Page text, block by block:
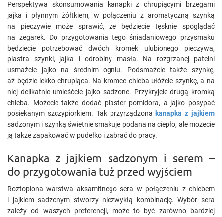
Perspektywa skonsumowania kanapki z chrupiącymi brzegami
jajka i płynnym żółtkiem, w połączeniu z aromatyczną szynką
na pieczywie może sprawić, że będziecie tęsknie spoglądać
na zegarek. Do przygotowania tego śniadaniowego przysmaku
będziecie potrzebować dwóch kromek ulubionego pieczywa,
plastra szynki, jajka i odrobiny masła. Na rozgrzanej patelni
usmażcie jajko na średnim ogniu. Podsmażcie także szynkę,
aż będzie lekko chrupiąca. Na kromce chleba ułóżcie szynkę, a na
niej delikatnie umieśćcie jajko sadzone. Przykryjcie drugą kromką
chleba. Możecie także dodać plaster pomidora, a jajko posypać
posiekanym szczypiorkiem. Tak przyrządzona kanapka z jajkiem
sadzonym i szynką świetnie smakuje podana na ciepło, ale możecie
ją także zapakować w pudełko i zabrać do pracy.
Kanapka z jajkiem sadzonym i serem –
do przygotowania tuż przed wyjściem
Roztopiona warstwa aksamitnego sera w połączeniu z chlebem
i jajkiem sadzonym stworzy niezwykłą kombinację. Wybór sera
zależy od waszych preferencji, może to być zarówno bardziej